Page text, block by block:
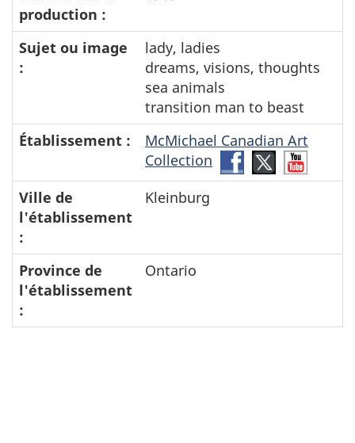
production :
Sujet ou image
:
lady, ladies
dreams, visions, thoughts
sea animals
transition man to beast
Établissement :
McMichael Canadian Art
Collection
Facebook-
McMichael
Twitter-
McMichael
Ville de
l'établissement
:
Kleinburg
Province de
l'établissement
:
Ontario